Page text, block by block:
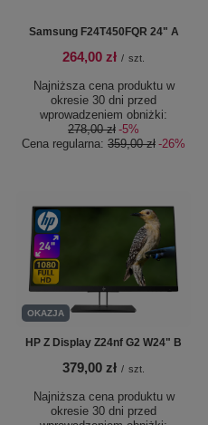
Samsung F24T450FQR 24" A
264,00 zł / szt.
Najniższa cena produktu w
okresie 30 dni przed
wprowadzeniem obniżki:
278,00 zł -5%
Cena regularna: 359,00 zł -26%
OKAZJA
HP Z Display Z24nf G2 W24" B
379,00 zł / szt.
Najniższa cena produktu w
okresie 30 dni przed